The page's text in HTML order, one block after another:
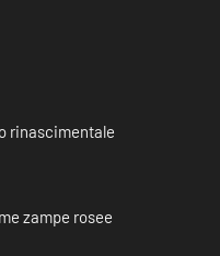
rinascimentale
zampe rosee